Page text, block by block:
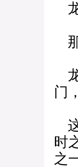
门
时
之